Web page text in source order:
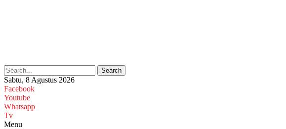
Search
Sabtu, 8 Agustus 2026
Facebook
Youtube
Whatsapp
Tv
Menu